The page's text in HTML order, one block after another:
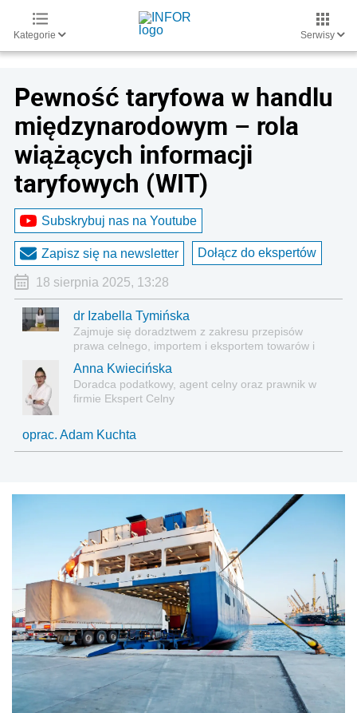
Kategorie Serwisy
Pewność taryfowa w handlu
międzynarodowym – rola
wiążących informacji
taryfowych (WIT)
Subskrybuj nas na Youtube
Zapisz się na newsletter Dołącz do ekspertów
18 sierpnia 2025, 13:28
dr Izabella Tymińska
Zajmuje się doradztwem z zakresu przepisów
prawa celnego, importem i eksportem towarów i
usług, analizą finansowo-ekonomiczną kontraktów
międzynarodowych.
Anna Kwiecińska
Doradca podatkowy, agent celny oraz prawnik w
firmie Ekspert Celny
oprac. Adam Kuchta